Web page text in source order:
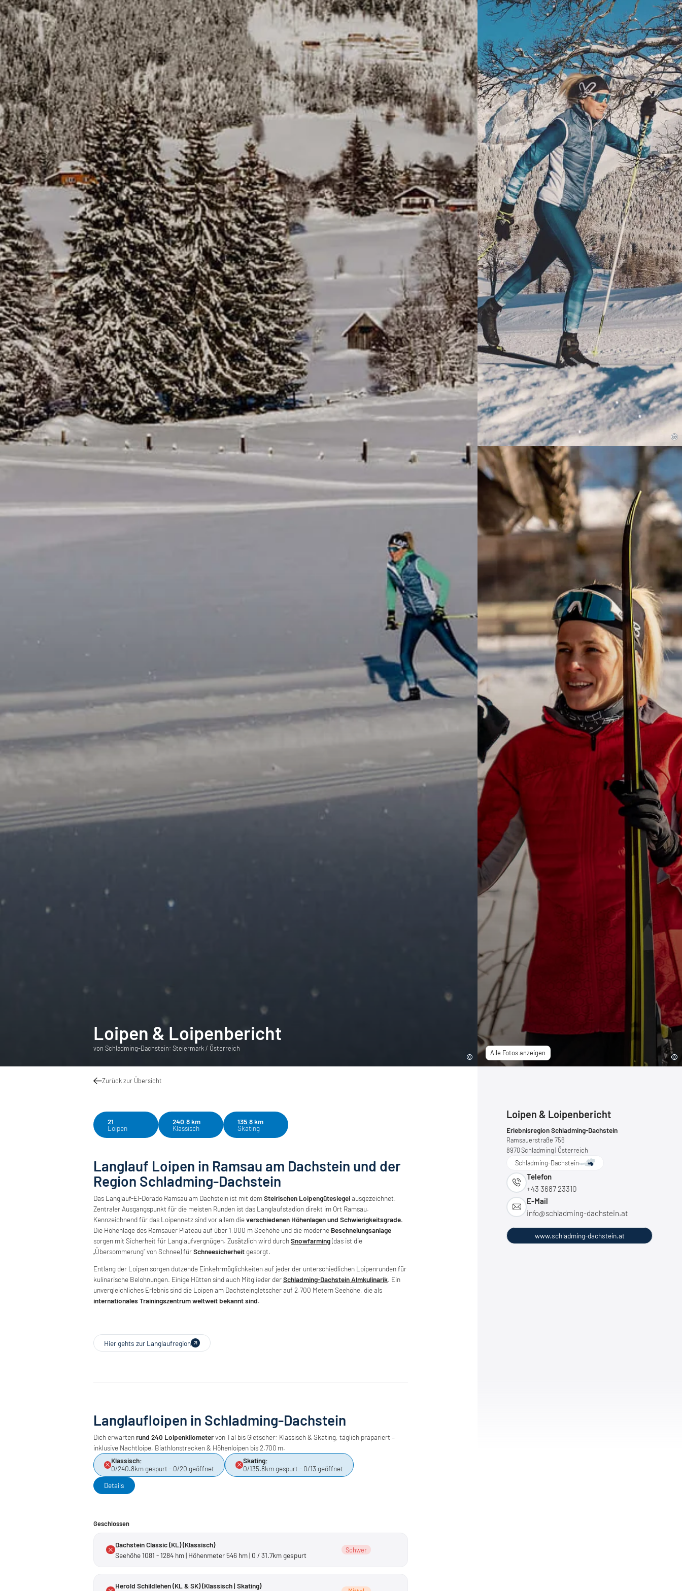
Alle Fotos anzeigen
Loipen & Loipenbericht
von Schladming-Dachstein: Steiermark / Österreich
Zurück zur Übersicht
21
Loipen
240.8 km
Klassisch
135.8 km
Skating
Langlauf Loipen in Ramsau am Dachstein und der
Region Schladming-Dachstein
Das Langlauf-El-Dorado Ramsau am Dachstein ist mit demSteirischen Loipengütesiegelausgezeichnet.
Zentraler Ausgangspunkt für die meisten Runden ist das Langlaufstadion direkt im Ort Ramsau.
Kennzeichnend für das Loipennetz sind vor allem dieverschiedenen Höhenlagen und Schwierigkeitsgrade.
Die Höhenlage des Ramsauer Plateau auf über 1.000 m Seehöhe und die moderne Beschneiungsanlage
sorgen mit Sicherheit für Langlaufvergnügen. Zusätzlich wird durchSnowfarming(das ist die
„Übersommerung“ von Schnee) fürSchneesicherheit gesorgt.
Entlang der Loipen sorgen dutzende Einkehrmöglichkeiten auf jeder der unterschiedlichen Loipenrunden für
kulinarische Belohnungen. Einige Hütten sind auch Mitglieder derSchladming-Dachstein Almkulinarik. Ein
unvergleichliches Erlebnis sind die Loipen am Dachsteingletscher auf 2.700 Metern Seehöhe, die als
internationales Trainingszentrum weltweit bekannt sind.
Hier gehts zur Langlaufregion
Langlaufloipen in Schladming-Dachstein
Dich erwartenrund 240 Loipenkilometervon Tal bis Gletscher: Klassisch & Skating, täglich präpariert –
inklusive Nachtloipe, Biathlonstrecken & Höhenloipen bis 2.700 m.
Klassisch:
0/240.8km gespurt - 0/20 geöffnet
Skating:
0/135.8km gespurt - 0/13 geöffnet
Details
Geschlossen
Dachstein Classic (KL) (Klassisch)
Seehöhe 1081 - 1284 hm | Höhenmeter 546 hm | 0 / 31.7km gespurt
Schwer
Herold Schildlehen (KL & SK) (Klassisch | Skating)
Loipen & Loipenbericht
Erlebnisregion Schladming-Dachstein
Ramsauerstraße 756
8970Schladming | Österreich
Schladming-Dachstein
Telefon
+43 3687 23310
E-Mail
info@schladming-dachstein.at
www.schladming-dachstein.at